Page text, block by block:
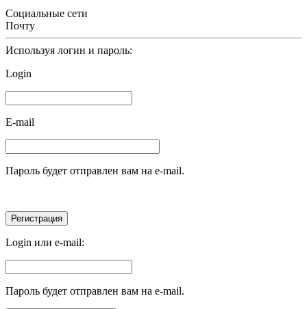
Социальные сети
Почту
Используя логин и пароль:
Login
E-mail
Пароль будет отправлен вам на e-mail.
Login или e-mail:
Пароль будет отправлен вам на e-mail.